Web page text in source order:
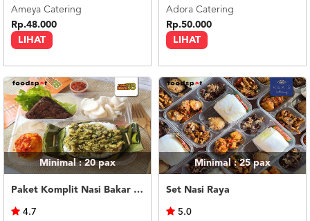
LIHAT
Ameya Catering
Rp.48.000
LIHAT
Adora Catering
Rp.50.000
Minimal : 20pax
Paket Komplit Nasi Bakar Ayam Cabe Ijo
4.7
Minimal : 25pax
Set Nasi Raya
5.0